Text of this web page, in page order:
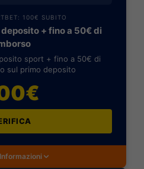
100€ SUBITO
+ fino a 50€ di
sport + fino a 50€ di
sul primo deposito